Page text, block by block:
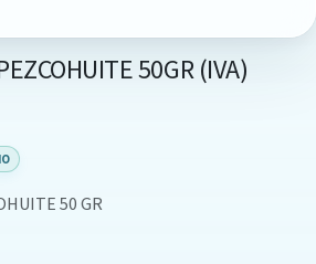
50GR (IVA)
50 GR